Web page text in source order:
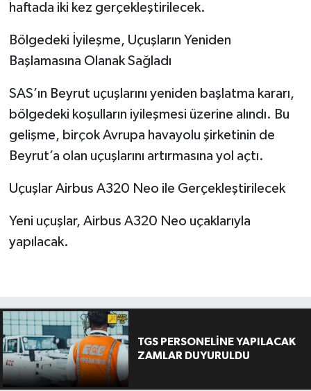
haftada iki kez gerçekleştirilecek.
Bölgedeki İyileşme, Uçuşların Yeniden
Başlamasına Olanak Sağladı
SAS’ın Beyrut uçuşlarını yeniden başlatma kararı,
bölgedeki koşulların iyileşmesi üzerine alındı. Bu
gelişme, birçok Avrupa havayolu şirketinin de
Beyrut’a olan uçuşlarını artırmasına yol açtı.
Uçuşlar Airbus A320 Neo ile Gerçekleştirilecek
Yeni uçuşlar, Airbus A320 Neo uçaklarıyla
yapılacak.
TGS PERSONELİNE YAPILACAK
ZAMLAR DUYURULDU